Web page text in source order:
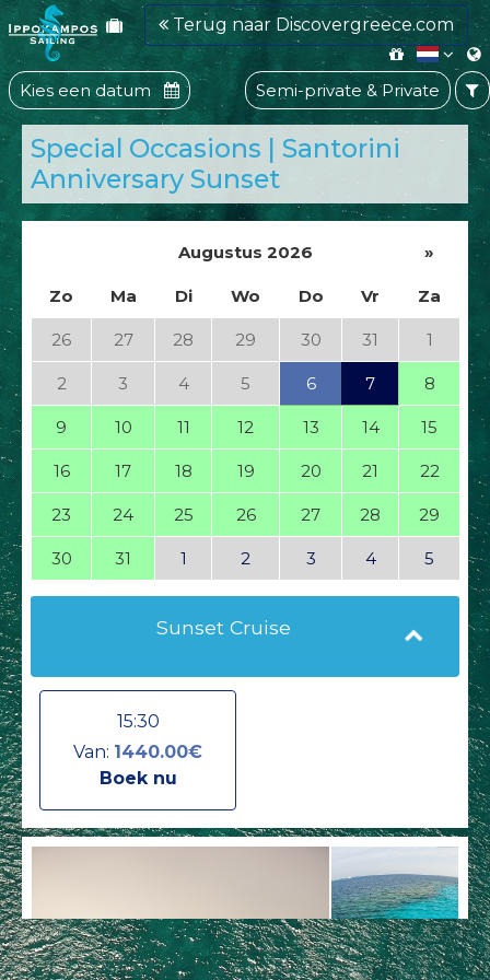
Terug naar Discovergreece.com
Kies een datum Semi-private & Private
Special Occasions | Santorini
Anniversary Sunset
Augustus 2026 »
Zo Ma Di Wo Do Vr Za
26 27 28 29 30 31 1
2 3 4 5 6 7 8
9 10 11 12 13 14 15
16 17 18 19 20 21 22
23 24 25 26 27 28 29
30 31 1 2 3 4 5
Sunset Cruise
15:30
Van: 1440.00€
Boek nu